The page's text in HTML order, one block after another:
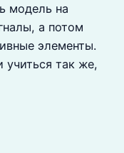
модель на
а потом
элементы.
так же,